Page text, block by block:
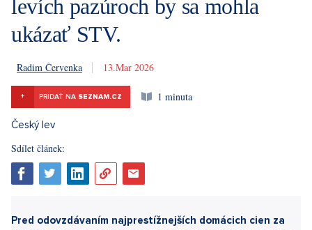
levích pazúroch by sa mohla
ukázať STV.
Radim Červenka 13. 3. 2026
+ PRIDAŤ NA SEZNAM.CZ 1 minuta